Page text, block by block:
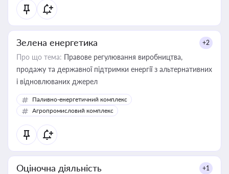
Зелена енергетика +2
Про що тема: Правове регулювання виробництва,
продажу та державної підтримки енергії з альтернативних
і відновлюваних джерел
Паливно-енергетичний комплекс
Агропромисловий комплекс
Оціночна діяльність +1